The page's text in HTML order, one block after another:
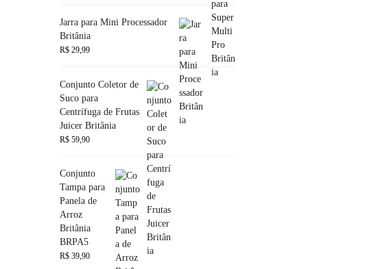
Jarra para Mini Processador
Britânia
R$ 29,99
Conjunto Coletor de
Suco para
Centrífuga de Frutas
Juicer Britânia
R$ 59,90
Conjunto
Tampa para
Panela de
Arroz
Britânia
BRPA5
R$ 39,90